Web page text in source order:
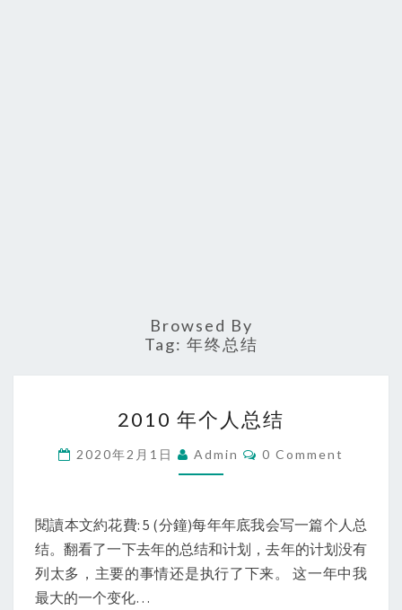
Browsed By
Tag: 年终总结
年
个
人
结
2010 年个人总结
2020年2月1日 Admin Comments
0 Comment
閱讀本文約花費: 5 (分鐘)每年年底我会写一篇个人总
结。翻看了一下去年的总结和计划，去年的计划没有
列太多，主要的事情还是执行了下来。 这一年中我
最大的一个变化…